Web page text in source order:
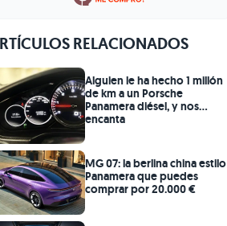
RELACIONADOS
Alguien le ha hecho 1 millón
de km a un Porsche
Panamera diésel, y nos
encanta
MG 07: la berlina china estilo
Panamera que puedes
comprar por 20.000 €